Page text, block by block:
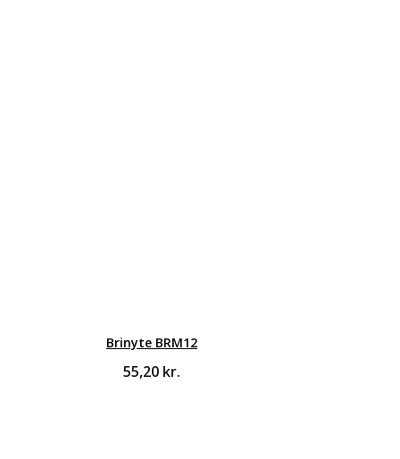
Brinyte BRM12
55,20 kr.